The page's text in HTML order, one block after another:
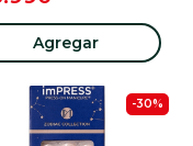
Agregar
-30%